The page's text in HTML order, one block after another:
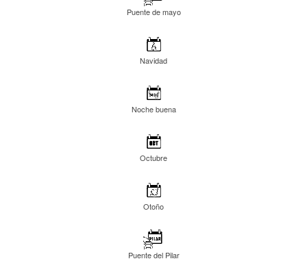
Puente de mayo
Navidad
Noche buena
Octubre
Otoño
Puente del Pilar